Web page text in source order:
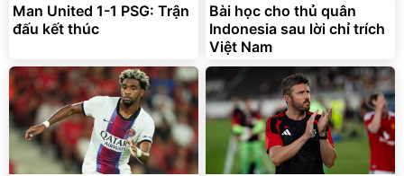
Man United 1-1 PSG: Trận
đấu kết thúc
Bài học cho thủ quân
Indonesia sau lời chỉ trích
Việt Nam